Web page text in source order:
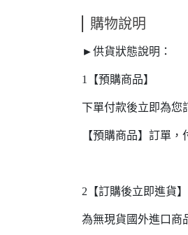
購物說明
►供貨狀態說明：
1【預購商品】
下單付款後立即為您
【預購商品】訂單
2【訂購後立即進貨】
為無現貨國外進口商